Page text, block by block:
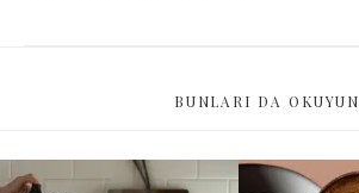
BUNLARI DA OKUYUN